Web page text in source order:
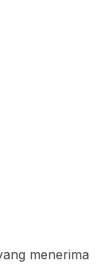
menerima